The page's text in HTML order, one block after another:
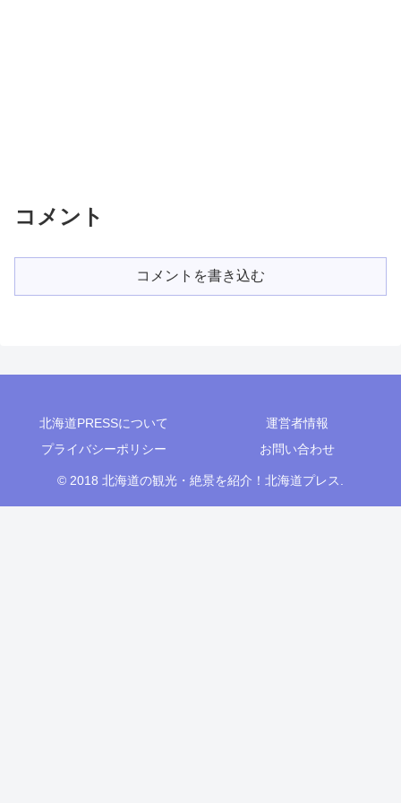
コメント
コメントを書き込む
北海道PRESSについて
運営者情報
プライバシーポリシー
お問い合わせ
© 2018 北海道の観光・絶景を紹介！北海道プレス.